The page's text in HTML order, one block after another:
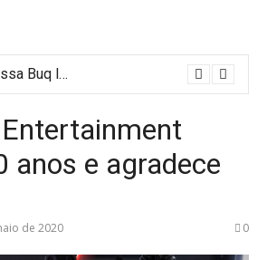
[Músicas] Rayssa Buq lança música gospel autoral e anuncia Buq Care 2026
anos e agradece
de 2020 0